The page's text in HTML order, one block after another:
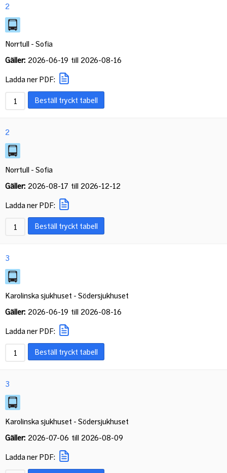
2
Norrtull - Sofia
Gäller: 2026-06-19 till 2026-08-16
Ladda ner PDF:
Beställ tryckt tabell
2
Norrtull - Sofia
Gäller: 2026-08-17 till 2026-12-12
Ladda ner PDF:
Beställ tryckt tabell
3
Karolinska sjukhuset - Södersjukhuset
Gäller: 2026-06-19 till 2026-08-16
Ladda ner PDF:
Beställ tryckt tabell
3
Karolinska sjukhuset - Södersjukhuset
Gäller: 2026-07-06 till 2026-08-09
Ladda ner PDF: